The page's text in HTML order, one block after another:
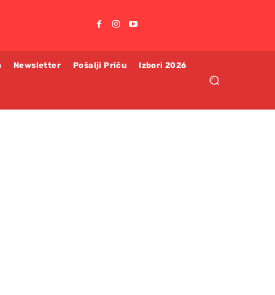
Newsletter Pošalji Priču Izbori 2026